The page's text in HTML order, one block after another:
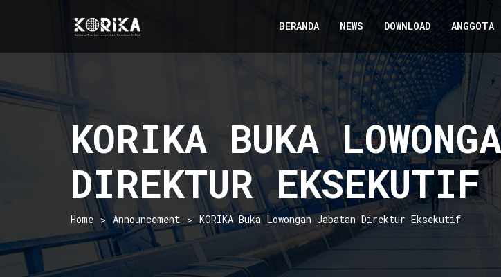
BERANDA NEWS DOWNLOAD ANGGOTA
KORIKA BUKA
DIREKTUR EKSEKUTIF
Home Announcement KORIKA Buka Lowongan Jabatan Direktur Eksekutif